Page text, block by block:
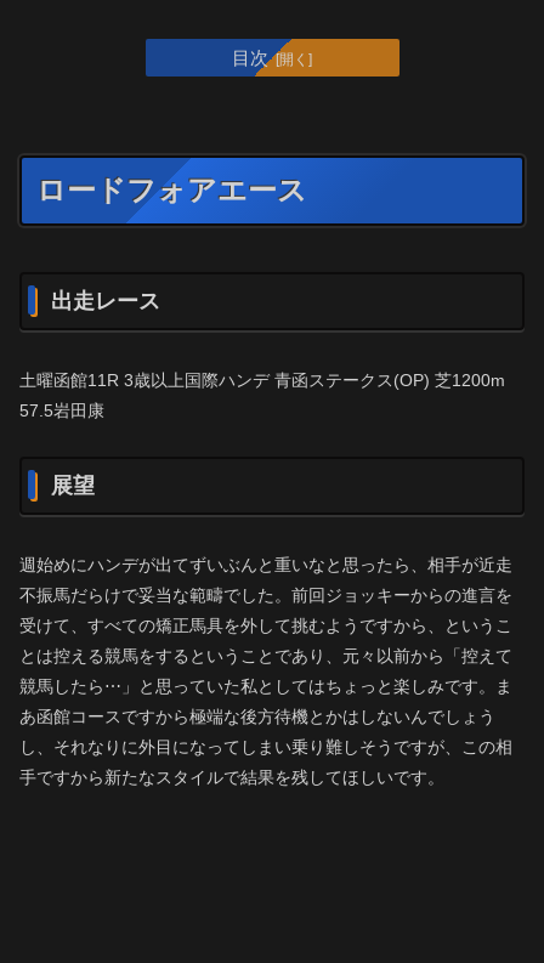
目次
ロードフォアエース
出走レース
土曜函館11R 3歳以上国際ハンデ 青函ステークス(OP) 芝1200m
57.5岩田康
展望
週始めにハンデが出てずいぶんと重いなと思ったら、相手が近走
不振馬だらけで妥当な範疇でした。前回ジョッキーからの進言を
受けて、すべての矯正馬具を外して挑むようですから、というこ
とは控える競馬をするということであり、元々以前から「控えて
競馬したら⋯」と思っていた私としてはちょっと楽しみです。ま
あ函館コースですから極端な後方待機とかはしないんでしょう
し、それなりに外目になってしまい乗り難しそうですが、この相
手ですから新たなスタイルで結果を残してほしいです。